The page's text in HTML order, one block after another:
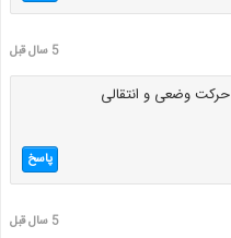
5 سال قبل
وضعی و انتقالی
پاسخ
5 سال قبل